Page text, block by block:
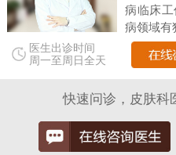
医生出诊时间
周一至周日全天
病临床
病领域有
快速问诊，皮肤科